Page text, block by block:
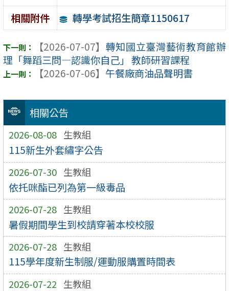
相關公告
2026-08-08 生教組
115新生外套繡字公告
2026-07-30 生教組
依托咪酯已列為第一級毒品
2026-07-28 生教組
暑假期間學生到校請穿著本校校服
2026-07-28 生教組
115學年度新生制服/運動服購置時間表
2026-07-22 生教組
相關附件 轉學考試招生簡章1150617
【2026-07-07】 轉知國立臺灣藝術教育館辦
理「舞蹈三問―認識你自己」 教師研習課程
【2026-07-06】 午餐廠商油品聲明書